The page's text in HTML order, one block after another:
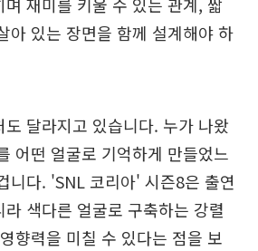
재미를 키울 수 있는 관계, 짧
아 있는 장면을 함께 설계해야 하
달라지고 있습니다. 누가 나왔
어떤 얼굴로 기억하게 만들었느
니다. 'SNL 코리아' 시즌8은 출연
색다른 얼굴로 구축하는 강렬
향력을 미칠 수 있다는 점을 보